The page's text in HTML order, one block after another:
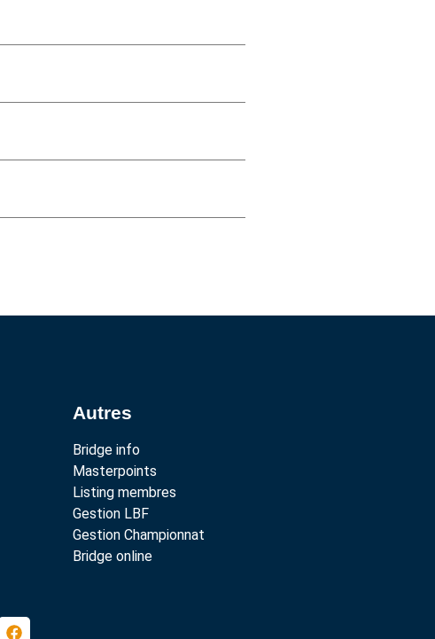
Autres
Bridge info
Masterpoints
Listing membres
Gestion LBF
Gestion Championnat
Bridge online